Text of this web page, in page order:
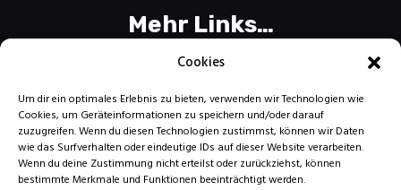
Cookies
Um dir ein optimales Erlebnis zu bieten, verwenden wir Technologien wie
Cookies, um Geräteinformationen zu speichern und/oder darauf
zuzugreifen. Wenn du diesen Technologien zustimmst, können wir Daten
wie das Surfverhalten oder eindeutige IDs auf dieser Website verarbeiten.
Wenn du deine Zustimmung nicht erteilst oder zurückziehst, können
bestimmte Merkmale und Funktionen beeinträchtigt werden.
Mehr Links…
AGB
Zahlungsarten
Versandarten
Widerrufsbelehrung
Datenschutzerklärung